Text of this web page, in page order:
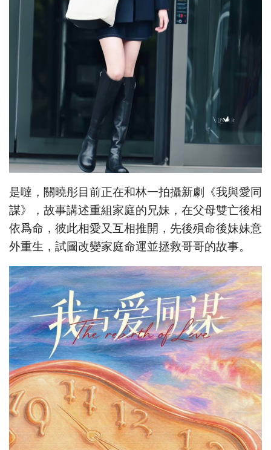
是噠，關曉彤目前正在和林一拍攝新劇《我與愛同
謀》，故事講述重組家庭的兄妹，在父母雙亡後相
依爲命，彼此相愛又互相推開，先後殞命後妹妹意
外重生，試圖改變家庭命運並拯救哥哥的故事。